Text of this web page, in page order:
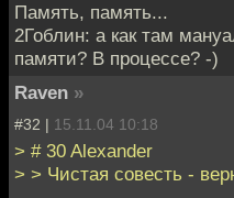
Память, память...
2Гоблин: а как там
памяти? В процессе? -)
Raven »
#32 | 15.11.04 10:18
> # 30 Alexander
> > Чистая совесть -